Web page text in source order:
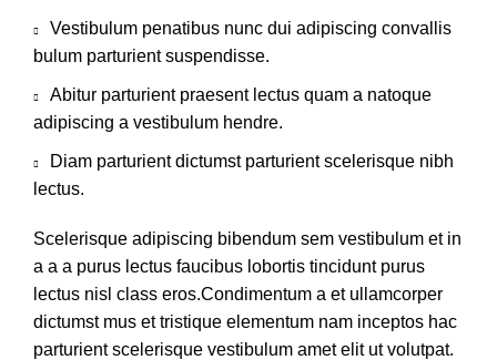
Vestibulum penatibus nunc dui adipiscing convallis
bulum parturient suspendisse.
Abitur parturient praesent lectus quam a natoque
adipiscing a vestibulum hendre.
Diam parturient dictumst parturient scelerisque nibh
lectus.
Scelerisque adipiscing bibendum sem vestibulum et in
a a a purus lectus faucibus lobortis tincidunt purus
lectus nisl class eros.Condimentum a et ullamcorper
dictumst mus et tristique elementum nam inceptos hac
parturient scelerisque vestibulum amet elit ut volutpat.